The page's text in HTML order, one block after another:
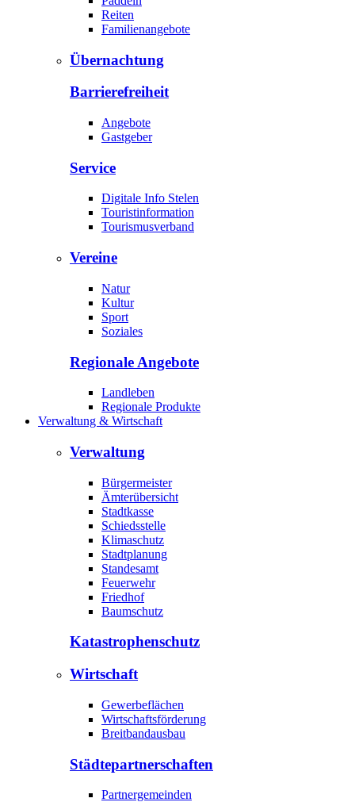
Reiten
Familienangebote
Übernachtung
Barrierefreiheit
Angebote
Gastgeber
Service
Digitale Info Stelen
Touristinformation
Tourismusverband
Vereine
Natur
Kultur
Sport
Soziales
Regionale Angebote
Landleben
Regionale Produkte
Verwaltung & Wirtschaft
Verwaltung
Bürgermeister
Ämterübersicht
Stadtkasse
Schiedsstelle
Klimaschutz
Stadtplanung
Standesamt
Feuerwehr
Friedhof
Baumschutz
Katastrophen­schutz
Wirtschaft
Gewerbeflächen
Wirtschaftsförderung
Breitbandausbau
Städte­partnerschaften
Partnergemeinden